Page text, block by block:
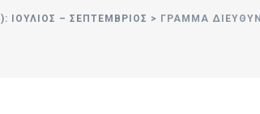
ΙΟΎΛΙΟΣ – ΣΕΠΤΈΜΒΡΙΟΣ > ΓΡΑΜΜΑ